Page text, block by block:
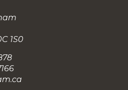
1S0